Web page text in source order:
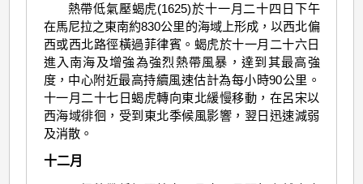
熱帶低氣壓蝎虎(1625)於十一月二十四日下午
在馬尼拉之東南約830公里的海域上形成，以西北偏
西或西北路徑橫過菲律賓。蝎虎於十一月二十六日
進入南海及增強為強烈熱帶風暴，達到其最高強
度，中心附近最高持續風速估計為每小時90公里。
十一月二十七日蝎虎轉向東北緩慢移動，在呂宋以
西海域徘徊，受到東北季候風影響，翌日迅速減弱
及消散。
十二月